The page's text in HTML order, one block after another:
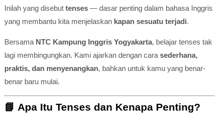
Inilah yang disebut tenses— dasar penting dalam bahasa Inggris
yang membantu kita menjelaskan kapan sesuatu terjadi.
Bersama NTC Kampung Inggris Yogyakarta, belajar tenses tak
lagi membingungkan. Kami ajarkan dengan cara sederhana,
praktis, dan menyenangkan, bahkan untuk kamu yang benar-
benar baru mulai.
📘 Apa Itu Tenses dan Kenapa Penting?